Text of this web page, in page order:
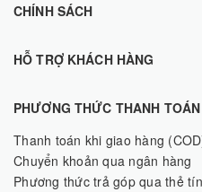
CHÍNH SÁCH
HỖ TRỢ KHÁCH HÀNG
PHƯƠNG THỨC THANH TOÁN
Thanh toán khi giao hàng
Chuyển khoản qua ngân hàng
Phương thức trả góp qua thẻ